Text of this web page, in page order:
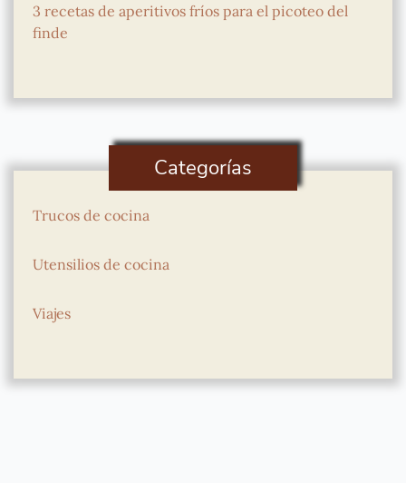
3 recetas de aperitivos fríos para el picoteo del
finde
Categorías
Trucos de cocina
Utensilios de cocina
Viajes